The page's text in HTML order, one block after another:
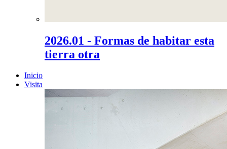
2026.01 - Formas de habitar esta
tierra otra
Inicio
Visita